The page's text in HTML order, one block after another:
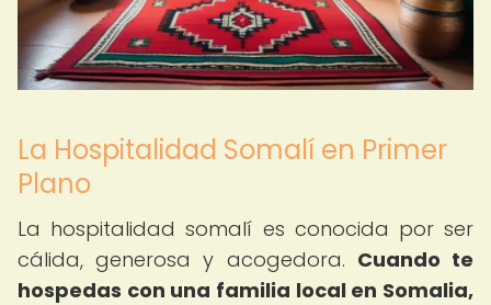
La Hospitalidad Somalí en Primer
Plano
La hospitalidad somalí es conocida por ser
cálida, generosa y acogedora. Cuando te
hospedas con una familia local en Somalia,